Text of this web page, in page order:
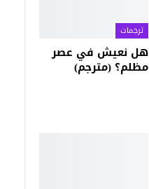
ترجمات
هل نعيش في عصر
مظلم؟ (مترجم)